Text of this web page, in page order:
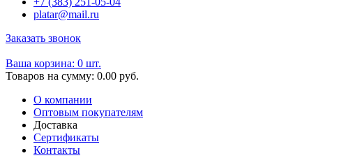
platar@mail.ru
Заказать звонок
Ваша корзина: 0 шт.
Товаров на сумму: 0.00 руб.
О компании
Оптовым покупателям
Доставка
Сертификаты
Контакты